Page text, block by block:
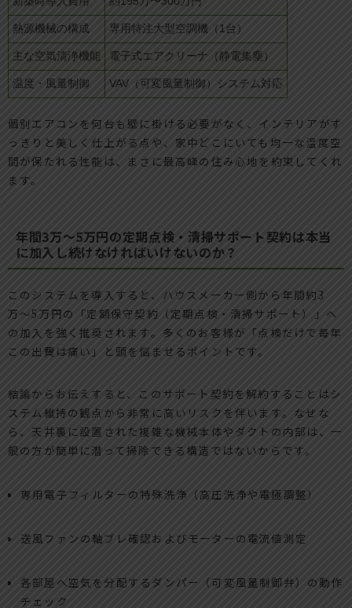
熱源機械の構成 専用特注大型空調機（1台）
主な空気清浄機能 電子式エアクリーナ（静電集塵）
温度・風量制御 VAV（可変風量制御）システム対応
個別エアコンを何台も壁に掛ける必要がなく、インテリアがす
っきりと美しく仕上がる点や、家中どこにいても均一な温度空
間が保たれる性能は、まさに最高峰の住み心地を約束してくれ
ます。
年間3万〜5万円の定期点検・清掃サポート契約は本当
に加入し続けなければいけないのか？
このシステムを導入すると、ハウスメーカー側から年間約3
万〜5万円の「定額保守契約（定期点検・清掃サポート）」へ
の加入を強く推奨されます。多くのお客様が「点検だけで毎年
この出費は痛い」と頭を悩ませるポイントです。
結論からお伝えすると、このサポート契約を解約することはシ
ステム維持の観点から非常に高いリスクを伴います。なぜな
ら、天井裏に設置された複雑な機械本体やダクトの内部は、一
般の方が簡単に潜って掃除できる構造ではないからです。
専用電子フィルターの特殊洗浄（高圧洗浄や電極調整）
送風ファンの軸ブレ確認およびモーターの電流値測定
各部屋へ空気を分配するダンパー（可変風量制御弁）の動作
チェック